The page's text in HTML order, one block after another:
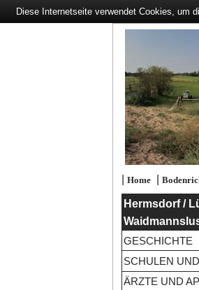
| Home|
Hermsdorf /
GESCHICHTE
SCHULEN
ÄRZTE UND
Diese Internetseite verwendet Cookies, um